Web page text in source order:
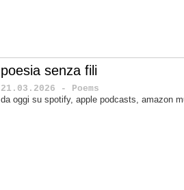
poesia senza fili
21.03.2026 - Poems
da oggi su spotify, apple podcasts, amazon